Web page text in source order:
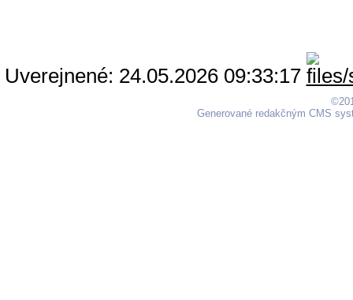
Uverejnené: 24.05.2026 09:33:17
Generované redakčným CMS